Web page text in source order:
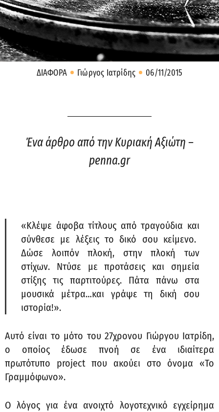
ΔΙΑΦΟΡΑ Γιώργος Ιατρίδης 06/11/2015
Ένα άρθρο από την Κυριακή Αξιώτη –
penna.gr
«Κλέψε άφοβα τίτλους από τραγούδια και
σύνθεσε με λέξεις το δικό σου κείμενο.
Δώσε λοιπόν πλοκή, στην πλοκή των
στίχων. Ντύσε με προτάσεις και σημεία
στίξης τις παρτιτούρες. Πάτα πάνω στα
μουσικά μέτρα…και γράψε τη δική σου
ιστορία!».
Αυτό είναι το μότο του 27χρονου Γιώργου Ιατρίδη,
ο οποίος έδωσε πνοή σε ένα ιδιαίτερα
πρωτότυπο project που ακούει στο όνομα «Το
Γραμμόφωνο».
Ο λόγος για ένα ανοιχτό λογοτεχνικό εγχείρημα